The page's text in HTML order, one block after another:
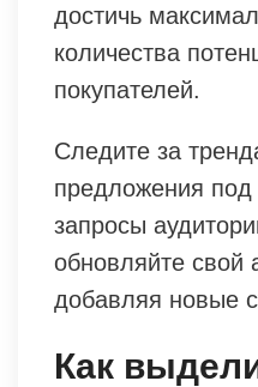
достичь
количества
покупателей.
Следите за
предложения под
запросы
обновляйте свой
добавляя новые
Как